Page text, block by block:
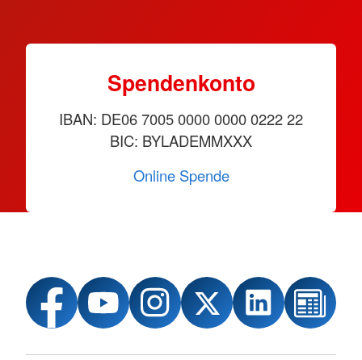
Spendenkonto
IBAN: DE06 7005 0000 0000 0222 22
BIC: BYLADEMMXXX
Online Spende